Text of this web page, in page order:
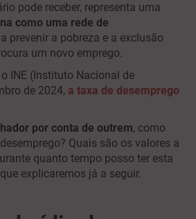
pode receber, representa uma
como uma rede de
prevenir a pobreza e a exclusão
um novo emprego.
INE (Instituto Nacional de
de 2024, a taxa de desemprego
por conta de outrem, como
Quais são os valores a
quanto tempo posso ter esta
explicaremos já a seguir.